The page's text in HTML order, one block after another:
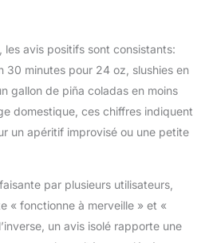
de congélation peuvent
varier, plus
d'informations dans le
mode d'emploi.
avis positifs sont consistants:
30 minutes pour 24 oz, slushies en
gallon de piña coladas en moins
domestique, ces chiffres indiquent
un apéritif improvisé ou une petite
par plusieurs utilisateurs,
« fonctionne à merveille » et «
un avis isolé rapporte une